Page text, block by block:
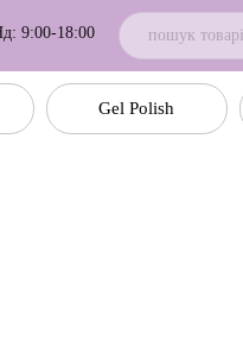
9:00-18:00
Gel Polish